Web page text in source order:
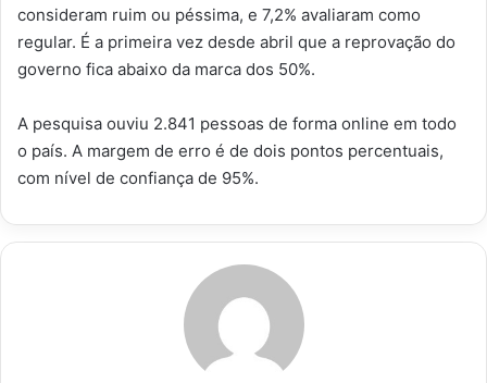
consideram ruim ou péssima, e 7,2% avaliaram como
regular. É a primeira vez desde abril que a reprovação do
governo fica abaixo da marca dos 50%.
A pesquisa ouviu 2.841 pessoas de forma online em todo
o país. A margem de erro é de dois pontos percentuais,
com nível de confiança de 95%.